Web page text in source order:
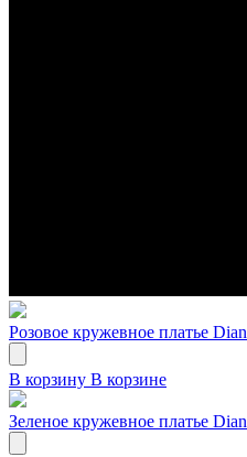
Розовое кружевное платье
В корзину В корзине
Зеленое кружевное платье